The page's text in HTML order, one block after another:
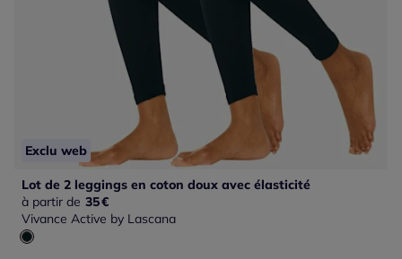
Exclu web
Lot de 2 leggings en coton doux avec élasticité
à partir de 35€
Vivance Active by Lascana